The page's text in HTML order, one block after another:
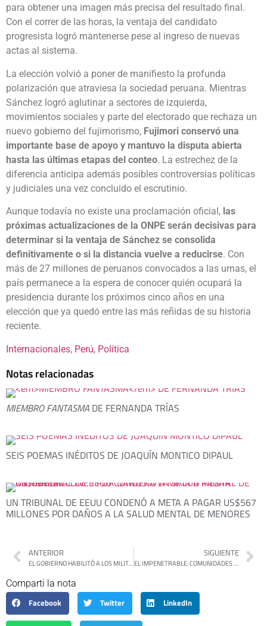
para obtener una imagen más precisa del resultado final.
Con el correr de las horas, la ventaja del candidato
progresista logró mantenerse pese al ingreso de nuevas
actas al sistema.
La elección volvió a poner de manifiesto la profunda
polarización que atraviesa la sociedad peruana. Mientras
Sánchez logró aglutinar a sectores de izquierda,
movimientos sociales y parte del electorado que rechaza un
nuevo gobierno del fujimorismo, Fujimori conservó una
importante base de apoyo y mantuvo la disputa abierta
hasta las últimas etapas del conteo. La estrechez de la
diferencia anticipa además posibles controversias políticas
y judiciales una vez concluido el escrutinio.
Aunque todavía no existe una proclamación oficial, las
próximas actualizaciones de la ONPE serán decisivas para
determinar si la ventaja de Sánchez se consolida
definitivamente o si la distancia vuelve a reducirse. Con
más de 27 millones de peruanos convocados a las urnas, el
país permanece a la espera de conocer quién ocupará la
presidencia durante los próximos cinco años en una
elección que ya quedó entre las más reñidas de su historia
reciente.
Internacionales, Perú, Política
Notas relacionadas
MIEMBRO FANTASMA DE FERNANDA TRÍAS
SEIS POEMAS INÉDITOS DE JOAQUÍN MONTICO DIPAUL
UN TRIBUNAL DE EEUU CONDENÓ A META A PAGAR US$567
MILLONES POR DAÑOS A LA SALUD MENTAL DE MENORES
ANTERIOR
EL GOBIERNO HABILITÓ A LOS MILITARES PARA QUE PUEDAN COMPLETAR EL SUELDO HACIENDO UBER Y DELIVERY
SIGUIENTE
EL IMPENETRABLE: COMUNIDADES WICHÍ ACAMPAN CONTRA EL HAMBRE, LA TUBERCULOSIS Y EL ABANDONO ESTATAL
Comparti la nota
Facebook
Twitter LinkedIn